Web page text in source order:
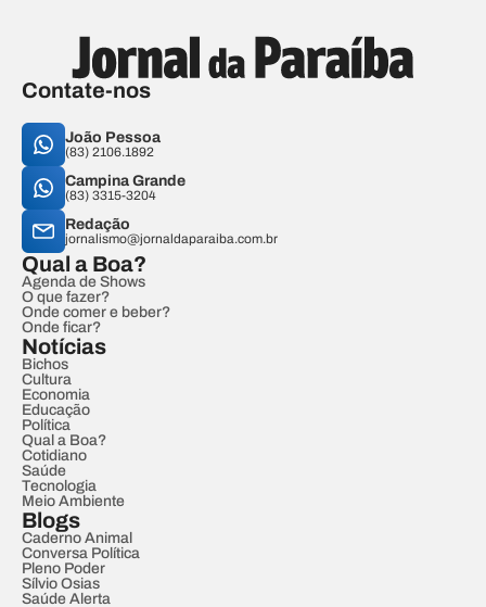
Contate-nos
João Pessoa
(83) 2106.1892
Campina Grande
(83) 3315-3204
Redação
jornalismo@jornaldaparaiba.com.br
Qual a Boa?
Agenda de Shows
O que fazer?
Onde comer e beber?
Onde ficar?
Notícias
Bichos
Cultura
Economia
Educação
Política
Qual a Boa?
Cotidiano
Saúde
Tecnologia
Meio Ambiente
Blogs
Caderno Animal
Conversa Política
Pleno Poder
Sílvio Osias
Saúde Alerta